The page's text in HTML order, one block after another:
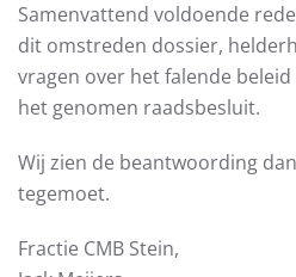
Samenvattend voldoende
dit omstreden dossier,
vragen over het falende
het genomen raadsbesluit.
Wij zien de beantwoording
tegemoet.
Fractie CMB Stein,